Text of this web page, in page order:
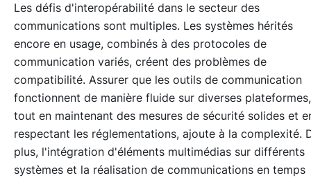
Les défis d'interopérabilité dans le secteur des
communications sont multiples. Les systèmes hérités
encore en usage, combinés à des protocoles de
communication variés, créent des problèmes de
compatibilité. Assurer que les outils de communication
fonctionnent de manière fluide sur diverses plateformes,
tout en maintenant des mesures de sécurité solides et
respectant les réglementations, ajoute à la complexité.
plus, l'intégration d'éléments multimédias sur différents
systèmes et la réalisation de communications en temps